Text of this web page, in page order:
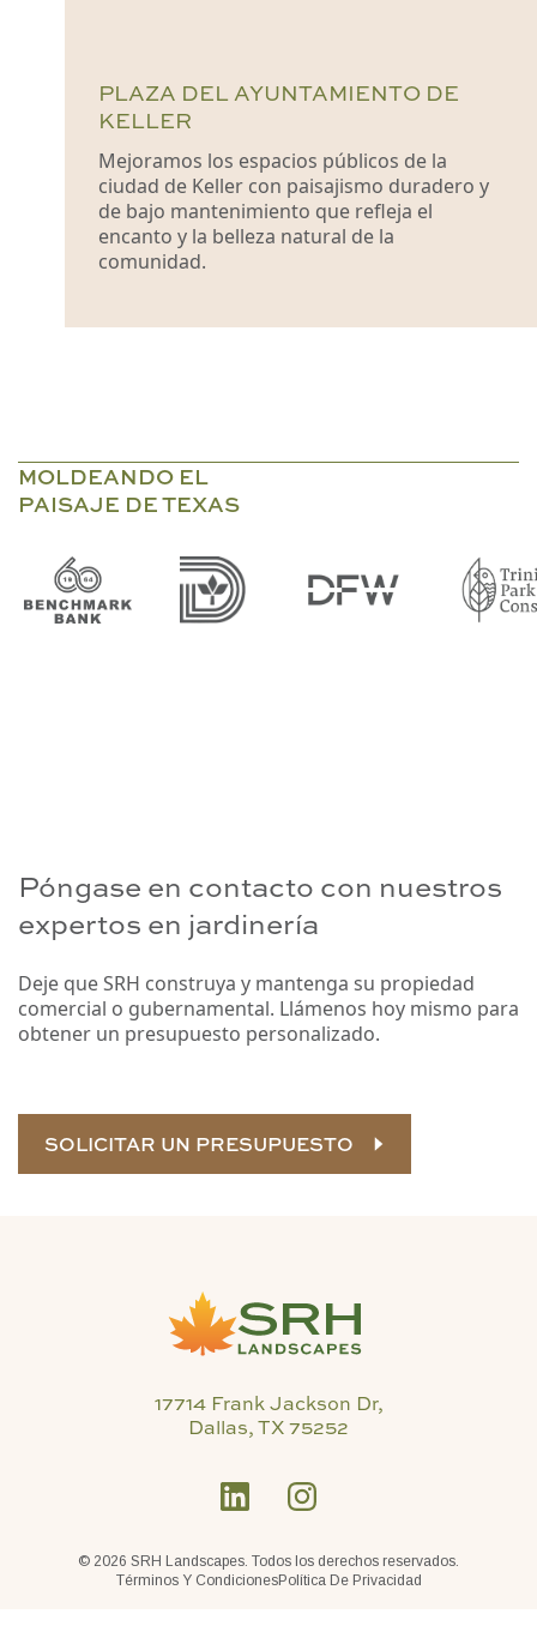
PLAZA DEL AYUNTAMIENTO DE
KELLER
Mejoramos los espacios públicos de la
ciudad de Keller con paisajismo duradero y
de bajo mantenimiento que refleja el
encanto y la belleza natural de la
comunidad.
MOLDEANDO EL
PAISAJE DE TEXAS
Póngase en contacto con nuestros
expertos en jardinería
Deje que SRH construya y mantenga su propiedad
comercial o gubernamental. Llámenos hoy mismo para
obtener un presupuesto personalizado.
SOLICITAR UN PRESUPUESTO
17714 Frank Jackson Dr,
Dallas, TX 75252
© 2026 SRH Landscapes. Todos los derechos reservados.
Términos Y CondicionesPolítica De Privacidad